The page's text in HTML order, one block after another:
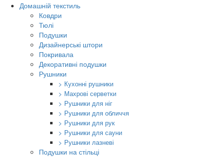
Домашній текстиль
Ковдри
Тюлі
Подушки
Дизайнерські штори
Покривала
Декоративні подушки
Рушники
> Кухонні рушники
> Махрові серветки
> Рушники для ніг
> Рушники для обличчя
> Рушники для рук
> Рушники для сауни
> Рушники лазневі
Подушки на стільці